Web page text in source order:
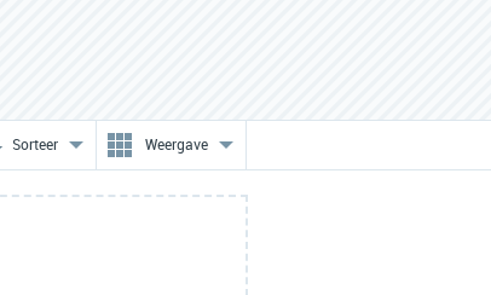
Sorteer Weergave